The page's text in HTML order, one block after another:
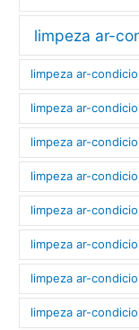
limpeza ar-
limpeza ar-
limpeza ar-
limpeza ar-
limpeza ar-
limpeza ar-
limpeza ar-
limpeza ar-
limpeza ar-